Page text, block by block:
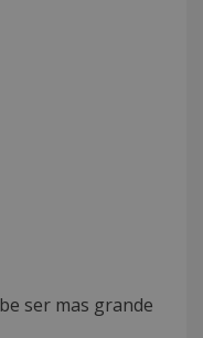
ser mas grande